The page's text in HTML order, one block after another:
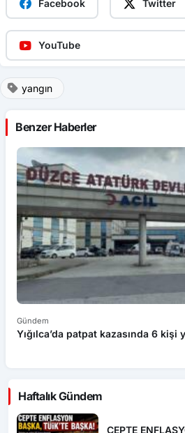
Facebook Twitter
YouTube
yangın
Benzer Haberler
Gündem
Yığılca’da patpat kazasında 6 kişi
Haftalık Gündem
CEPTE